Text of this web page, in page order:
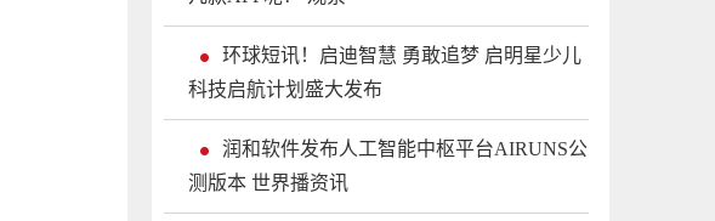
环球短讯！启迪智慧 勇敢追梦 启明星少儿
科技启航计划盛大发布
润和软件发布人工智能中枢平台AIRUNS公
测版本 世界播资讯